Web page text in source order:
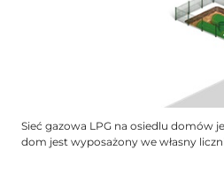
Sieć gazowa LPG na osiedlu domów
dom jest wyposażony we własny